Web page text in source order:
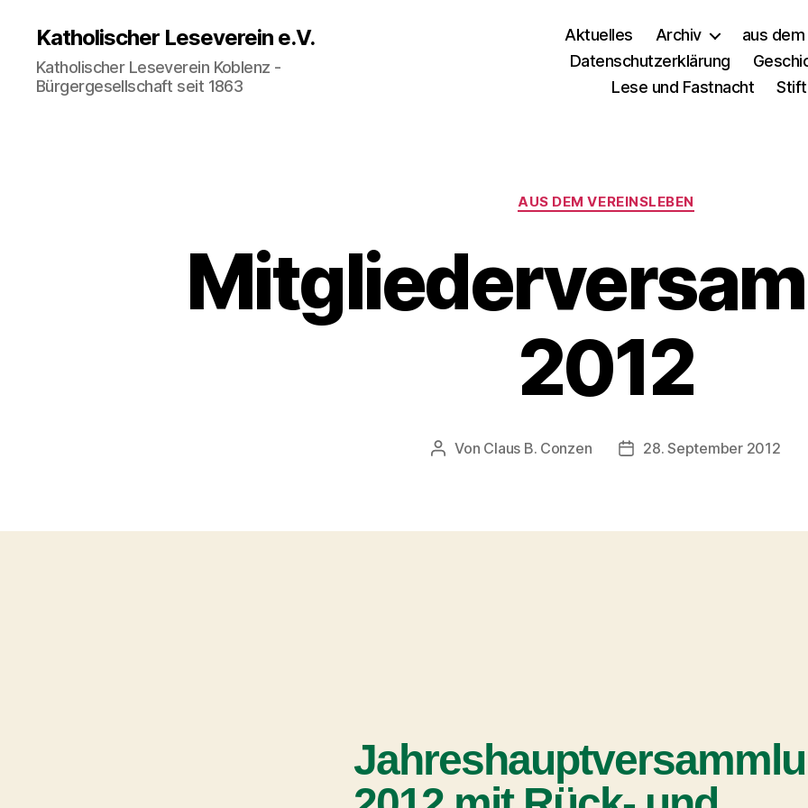
Katholischer Leseverein e.V.
Katholischer Leseverein Koblenz -
Bürgergesellschaft seit 1863
Aktuelles Archiv
aus
Datenschutzerklärung
Lese und Fastnacht
AUS DEM VEREINSLEBEN
2012
Von Claus B. Conzen 28. September 2012